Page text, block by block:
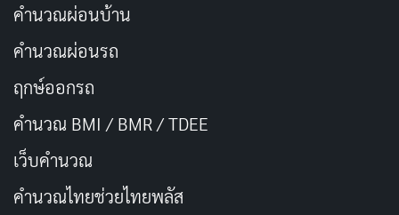
Client (ผู้ร้องขอ)
คำขอไปยังส่วนที่เป็น API เช่น แอปบนมือถือ เว็บไซต์
บางอย่าง
Server (ผู้ให้บริการ) : คือระบบที่รับคำขอและจัดการ
ส่งข้อมูลหรือผลลัพธ์กลับมา เช่น ระบบโฮสต์ที่เก็บ
ข้อมูล สภาพอากาศ, แผนที่, การประมวลผลการชำระ
คำนวณผ่อนบ้าน
คำนวณผ่อนรถ
ฤกษ์ออกรถ
คำนวณ BMI / BMR / TDEE
เว็บคํานวณ
คํานวณไทยช่วยไทยพลัส